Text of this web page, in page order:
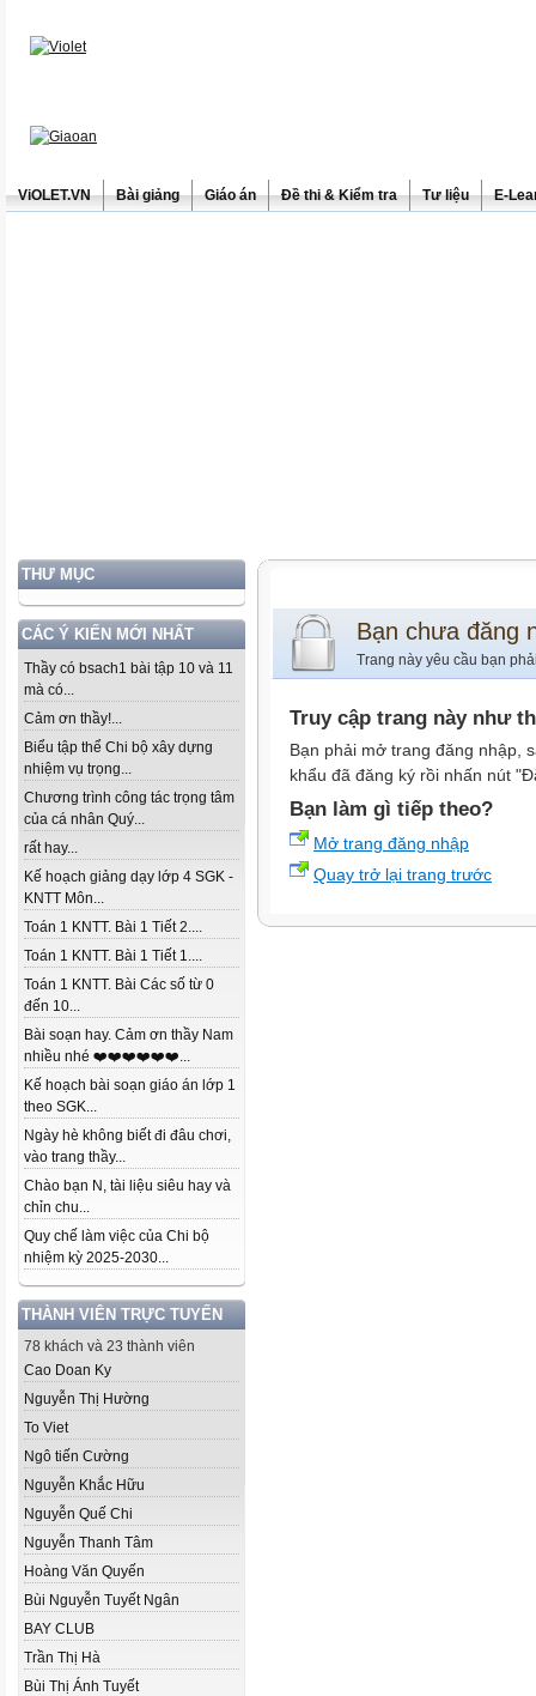
ViOLET.VN Bài giảng Giáo án Đề thi & Kiểm tra Tư liệu E-
THƯ MỤC
CÁC Ý KIẾN MỚI NHẤT
Thầy có bsach1 bài tập 10 và 11
mà có...
Cảm ơn thầy!...
Biểu tập thể Chi bộ xây dựng
nhiệm vụ trọng...
Chương trình công tác trọng tâm
của cá nhân Quý...
rất hay...
Kế hoạch giảng dạy lớp 4 SGK -
KNTT Môn...
Toán 1 KNTT. Bài 1 Tiết 2....
Toán 1 KNTT. Bài 1 Tiết 1....
Toán 1 KNTT. Bài Các số từ 0
đến 10...
Bài soạn hay. Cảm ơn thầy Nam
nhiều nhé ❤️❤️❤️❤️❤️❤️...
Kế hoạch bài soạn giáo án lớp 1
theo SGK...
Ngày hè không biết đi đâu chơi,
vào trang thầy...
Chào bạn N, tài liệu siêu hay và
chỉn chu...
Quy chế làm việc của Chi bộ
nhiệm kỳ 2025-2030...
THÀNH VIÊN TRỰC TUYẾN
78 khách và 23 thành viên
Cao Doan Ky
Nguyễn Thị Hường
To Viet
Ngô tiến Cường
Nguyễn Khắc Hữu
Nguyễn Quế Chi
Nguyễn Thanh Tâm
Hoàng Văn Quyến
Bùi Nguyễn Tuyết Ngân
BAY CLUB
Trần Thị Hà
Bùi Thị Ánh Tuyết
Bạn chưa đăng
Trang này yêu cầu bạn
Truy cập trang này như
Bạn phải mở trang đăng nhập,
khẩu đã đăng ký rồi nhấn nút
Bạn làm gì tiếp theo?
Mở trang đăng nhập
Quay trở lại trang trước